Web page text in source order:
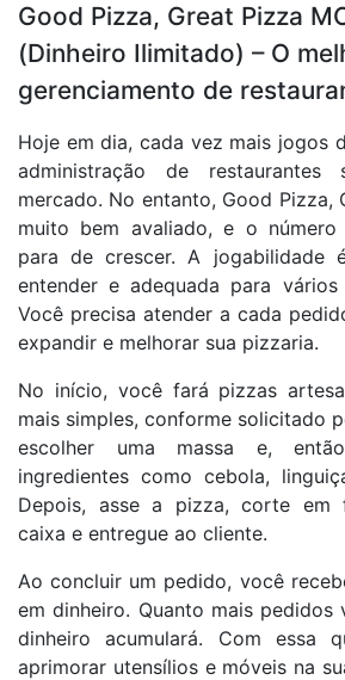
Good Pizza, Great Pizza
(Dinheiro Ilimitado) – O
gerenciamento de
Hoje em dia, cada vez mais jogos
administração de restaurantes
mercado. No entanto, Good Pizza,
muito bem avaliado, e o
para de crescer. A jogabilidade
entender e adequada para
Você precisa atender a cada
expandir e melhorar sua pizzaria.
No início, você fará pizzas
mais simples, conforme solicitado
escolher uma massa e,
ingredientes como cebola,
Depois, asse a pizza, corte em
caixa e entregue ao cliente.
Ao concluir um pedido, você
em dinheiro. Quanto mais pedidos
dinheiro acumulará. Com essa
aprimorar utensílios e móveis na